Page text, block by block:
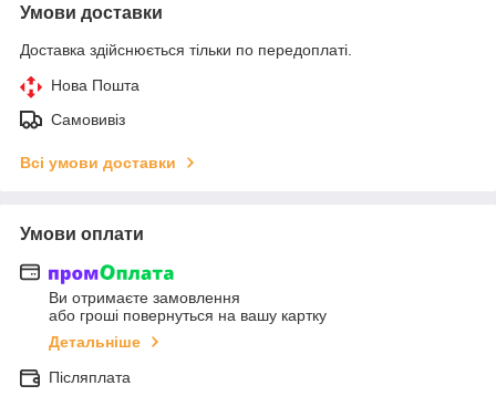
Умови доставки
Доставка здійснюється тільки по передоплаті.
Нова Пошта
Самовивіз
Всі умови доставки
Умови оплати
Ви отримаєте замовлення
або гроші повернуться на вашу картку
Детальніше
Післяплата